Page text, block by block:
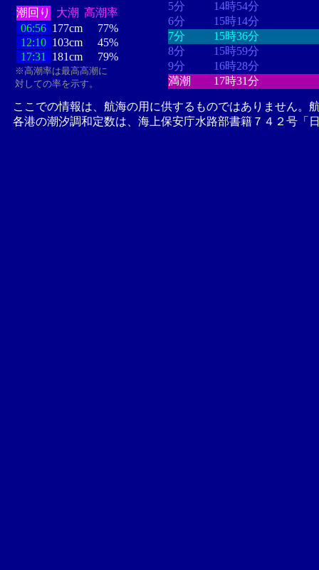
潮回り 大潮 高潮率
06:56 177cm
77%
12:10 103cm
45%
17:31
181cm 79%
※高潮率は最高高潮に
対しての率を示す。
5分
14時54分
6分
15時14分
7分
15時36分
8分
15時59分
9分
16時28分
満潮
17時31分
ここでの情報は、航海の用に供するものではありません。
各港の潮汐調和定数は、海上保安庁水路部書籍７４２号「